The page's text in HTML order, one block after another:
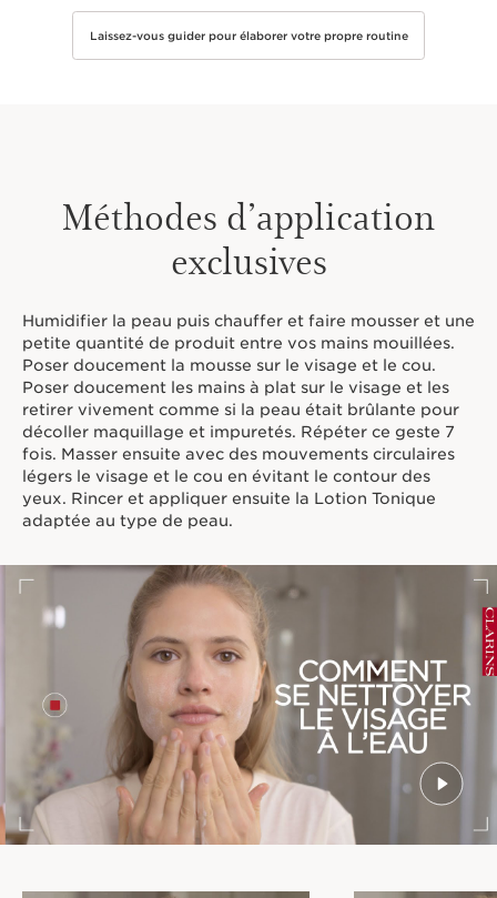
Laissez-vous guider pour élaborer votre propre routine
Méthodes d’application
exclusives
Humidifier la peau puis chauffer et faire mousser et une
petite quantité de produit entre vos mains mouillées.
Poser doucement la mousse sur le visage et le cou.
Poser doucement les mains à plat sur le visage et les
retirer vivement comme si la peau était brûlante pour
décoller maquillage et impuretés. Répéter ce geste 7
fois. Masser ensuite avec des mouvements circulaires
légers le visage et le cou en évitant le contour des
yeux. Rincer et appliquer ensuite la Lotion Tonique
adaptée au type de peau.